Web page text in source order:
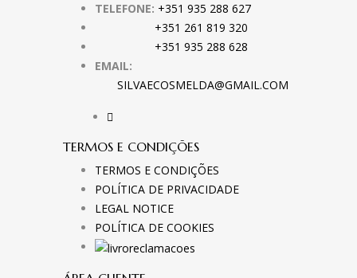
TELEFONE: +351 935 288 627
+351 261 819 320
+351 935 288 628
EMAIL:
SILVAECOSMELDA@GMAIL.COM
TERMOS E CONDIÇÕES
TERMOS E CONDIÇÕES
POLÍTICA DE PRIVACIDADE
LEGAL NOTICE
POLÍTICA DE COOKIES